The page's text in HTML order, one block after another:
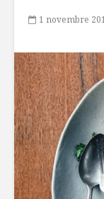
1 novembre